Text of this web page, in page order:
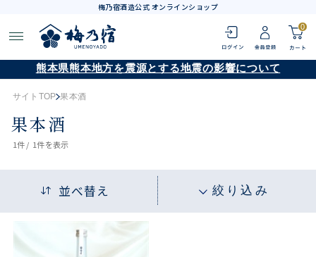
梅乃宿酒造公式 オンラインショップ
0
熊本県熊本地方を震源とする地震の影響について
サイトTOP 果本酒
果本酒
1件 / 1件を表示
並べ替え 絞り込み